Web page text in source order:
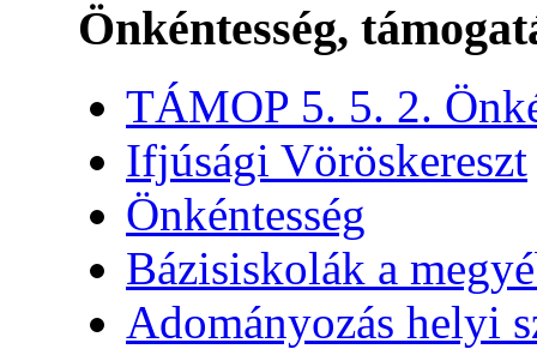
Önkéntesség,
TÁMOP 5. 5. 2.
Ifjúsági Vöröskereszt
Önkéntesség
Bázisiskolák a
Adományozás helyi